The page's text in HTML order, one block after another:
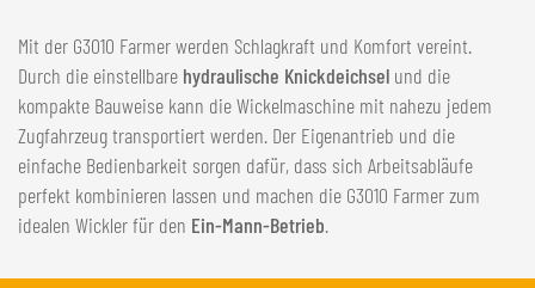
FRANÇAIS
Mit der G3010 Farmer werden Schlagkraft und Komfort vereint.
Durch die einstellbare hydraulische Knickdeichsel und die
kompakte Bauweise kann die Wickelmaschine mit nahezu jedem
Zugfahrzeug transportiert werden. Der Eigenantrieb und die
einfache Bedienbarkeit sorgen dafür, dass sich Arbeitsabläufe
perfekt kombinieren lassen und machen die G3010 Farmer zum
idealen Wickler für den Ein-Mann-Betrieb.